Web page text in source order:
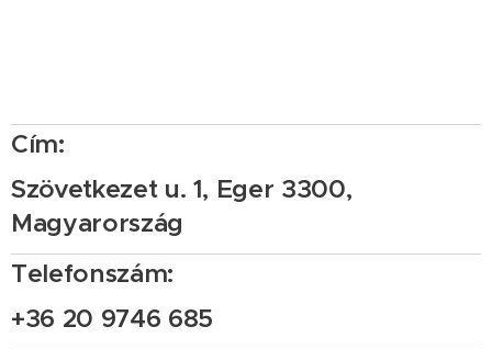
Cím:
Szövetkezet u. 1, Eger 3300,
Magyarország
Telefonszám:
+36 20 9746 685